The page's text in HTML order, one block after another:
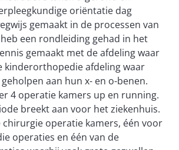
oriëntatie dag
gemaakt in de processen van
een rondleiding gehad in het
gemaakt met de afdeling waar
kinderorthopedie afdeling waar
aan hun x- en o-benen.
4 operatie kamers up en running.
breekt aan voor het ziekenhuis.
chirurgie operatie kamers, één voor
operaties en één van de